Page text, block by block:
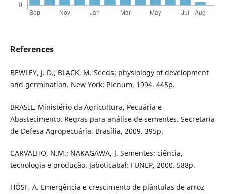
References
BEWLEY, J. D.; BLACK, M. Seeds: physiology of development
and germination. New York: Plenum, 1994. 445p.
BRASIL. Ministério da Agricultura, Pecuária e
Abastecimento. Regras para análise de sementes. Secretaria
de Defesa Agropecuária. Brasília, 2009. 395p.
CARVALHO, N.M.; NAKAGAWA, J. Sementes: ciência,
tecnologia e produção. Jaboticabal: FUNEP, 2000. 588p.
HÖSF, A. Emergência e crescimento de plântulas de arroz